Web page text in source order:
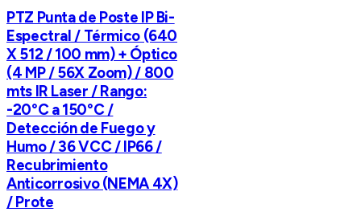
PTZ Punta de Poste IP Bi-
Espectral / Térmico (640
X 512 / 100 mm) + Óptico
(4 MP / 56X Zoom) / 800
mts IR Laser / Rango:
-20°C a 150°C /
Detección de Fuego y
Humo / 36 VCC / IP66 /
Recubrimiento
Anticorrosivo (NEMA 4X)
/ Prote